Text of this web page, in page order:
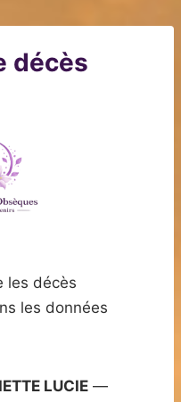
décès
les décès
les données
LUCIE —